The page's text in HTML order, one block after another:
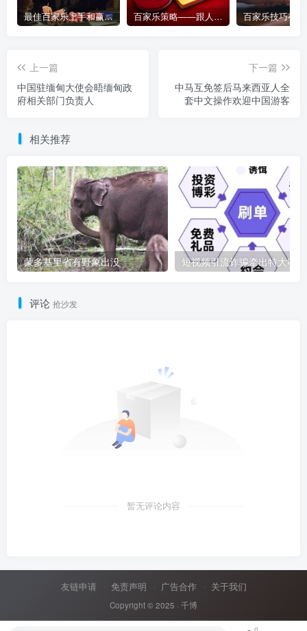
最佳百家乐上手和赢钱指南 – 终极版 百家乐策略——跟人胜过跟路
上一篇
中国驻缅甸大使会晤缅甸政
府相关部门负责人
下一篇
中马互免签后马来西亚人全
套中文操作欢迎中国游客
相关推荐
蒙多基里省有野象出没
评论 抢沙发
暂无评论内容
友链申请 免责声明 广告合作 关于我们
Copyright © 2025 · 千博